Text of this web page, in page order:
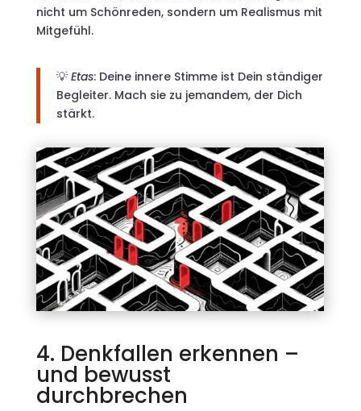
nicht um Schönreden, sondern um Realismus mit
Mitgefühl.
💡 Etas: Deine innere Stimme ist Dein ständiger
Begleiter. Mach sie zu jemandem, der Dich
stärkt.
4. Denkfallen erkennen –
und bewusst
durchbrechen